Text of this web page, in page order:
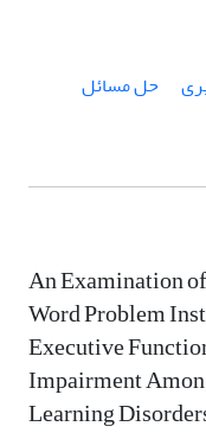
حل مسائل
An Examination
Word Problem
Executive
Impairment
Learning